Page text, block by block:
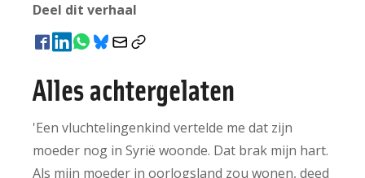
Deel dit verhaal
Alles achtergelaten
'Een vluchtelingenkind vertelde me dat zijn
moeder nog in Syrië woonde. Dat brak mijn hart.
Als mijn moeder in oorlogsland zou wonen, deed